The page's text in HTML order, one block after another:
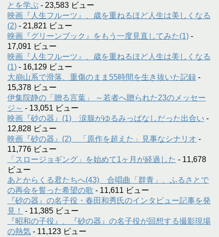
とを学ぶ - 23,583 ビュー
映画『人生フルーツ』、歳を重ねるほど人生は美しくなる
(2) - 21,821 ビュー
映画『グリーンブック』をもう一度見直してみた(1) -
17,091 ビュー
映画『人生フルーツ』、歳を重ねるほど人生は美しくなる
(1) - 16,129 ビュー
大崩山系で滑落、重傷のまま55時間を生き抜いた記録 -
15,378 ビュー
伊集院静の「贈る言葉」 ～若者へ贈られた23のメッセー
ジ～ - 13,051 ビュー
映画『砂の器』(1) 涙腺がゆるみっぱなしだった出合い -
12,828 ビュー
映画『砂の器』(2) 「原作を超えた」見事なシナリオ -
11,776 ビュー
「スロージョギング」を始めて1ヶ月が経過した - 11,678
ビュー
あとからくる君たちへ(43) 合唱曲「群青」、ふるさとで
の再会を誓った希望の歌 - 11,611 ビュー
『砂の器』の名子役・春田和秀氏のインタビュー記事を発
見！
- 11,385 ビュー
『昭和の子役』、『砂の器』の名子役が回想する撮影現場
の熱気 - 11,123 ビュー